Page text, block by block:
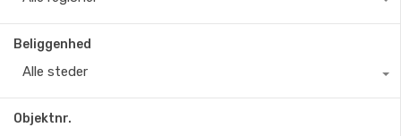
Beliggenhed
Alle steder
Objektnr.